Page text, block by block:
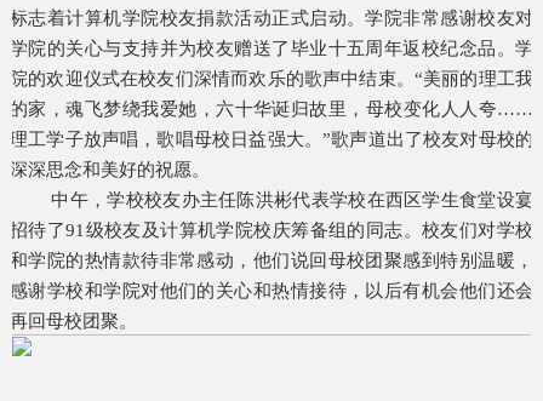
标志着计算机学院校友捐款活动正式启动。学院非常感谢校友对
学院的关心与支持并为校友赠送了毕业十五周年返校纪念品。学
院的欢迎仪式在校友们深情而欢乐的歌声中结束。“美丽的理工我
的家，魂飞梦绕我爱她，六十华诞归故里，母校变化人人夸……
理工学子放声唱，歌唱母校日益强大。”歌声道出了校友对母校的
深深思念和美好的祝愿。
中午，学校校友办主任陈洪彬代表学校在西区学生食堂设宴
招待了91级校友及计算机学院校庆筹备组的同志。校友们对学校
和学院的热情款待非常感动，他们说回母校团聚感到特别温暖，
感谢学校和学院对他们的关心和热情接待，以后有机会他们还会
再回母校团聚。